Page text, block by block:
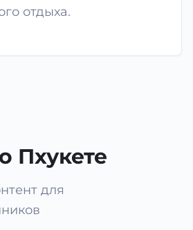
отдыха.
Пхукете
для